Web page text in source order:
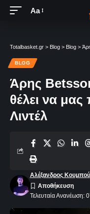
Aa
Totalbasket.gr > Blog > Blog >
BLOG
Άρης
θέλει να μας
Λιντέλ
Τελευταία Ανανέωση:
Αλέξανδρος